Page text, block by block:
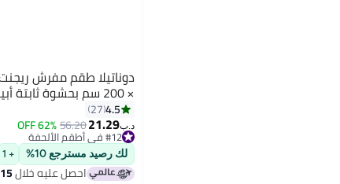
6
× 200 سم بحشوة ثابتة أبيض
4.5
27
د.ب‏21.29
56.20
62% OFF
#12 في أطقم الألحفة
#12 في أطقم الألحفة
لك رصيد مسترجع 10% + 1
احصل عليه خلال15 اغسطس